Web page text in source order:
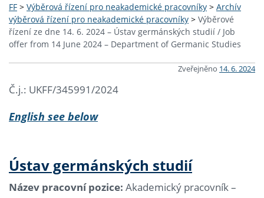
FF > Výběrová řízení pro neakademické pracovníky > Archív
výběrová řízení pro neakademické pracovníky > Výběrové
řízení ze dne 14. 6. 2024 – Ústav germánských studií / Job
offer from 14 June 2024 – Department of Germanic Studies
Zveřejněno 14. 6. 2024
Č.j.: UKFF/345991/2024
English see below
Ústav germánských studií
Název pracovní pozice: Akademický pracovník –